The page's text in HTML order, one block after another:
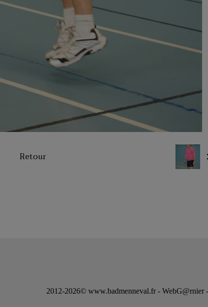
Retour
2012-2026© www.badmenneval.fr - WebG@rnier